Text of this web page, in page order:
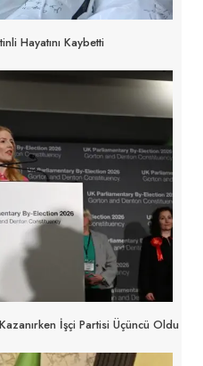
Hayatını Kaybetti
İşçi Partisi Üçüncü Oldu